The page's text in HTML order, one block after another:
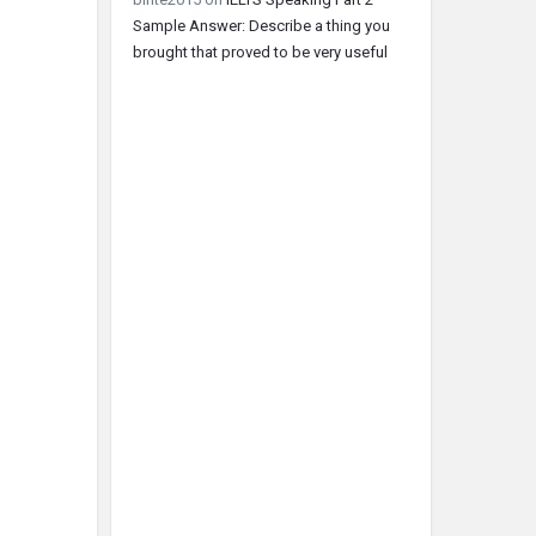
Sample Answer: Describe a thing you
brought that proved to be very useful